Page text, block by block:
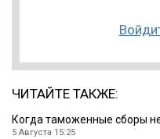
ЧИТАЙТЕ ТАКЖЕ:
Когда таможенные сборы
5 Августа 15:25